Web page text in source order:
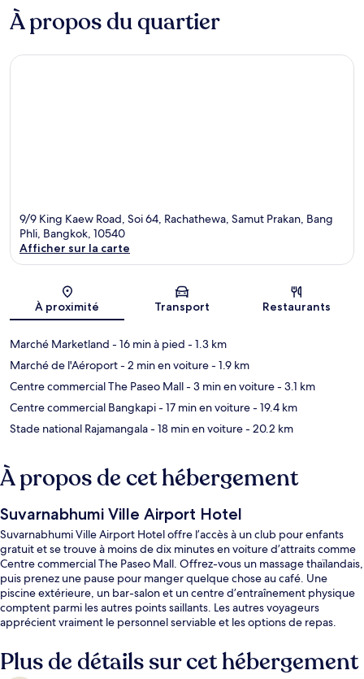
À propos du quartier
9/9 King Kaew Road, Soi 64, Rachathewa, Samut Prakan, Bang
Phli, Bangkok, 10540
Afficher sur la carte
À proximité Transport Restaurants
Marché Marketland - 16 min à pied - 1.3 km
Marché de l'Aéroport- 2 min en voiture- 1.9 km
Centre commercial The Paseo Mall- 3 min en voiture- 3.1 km
Centre commercial Bangkapi- 17 min en voiture- 19.4 km
Stade national Rajamangala- 18 min en voiture- 20.2 km
À propos de cet hébergement
Suvarnabhumi Ville Airport Hotel
Suvarnabhumi Ville Airport Hotel offre l’accès à un club pour enfants
gratuit et se trouve à moins de dix minutes en voiture d’attraits comme
Centre commercial The Paseo Mall. Offrez-vous un massage thaïlandais,
puis prenez une pause pour manger quelque chose au café. Une
piscine extérieure, un bar-salon et un centre d’entraînement physique
comptent parmi les autres points saillants. Les autres voyageurs
apprécient vraiment le personnel serviable et les options de repas.
Plus de détails sur cet hébergement